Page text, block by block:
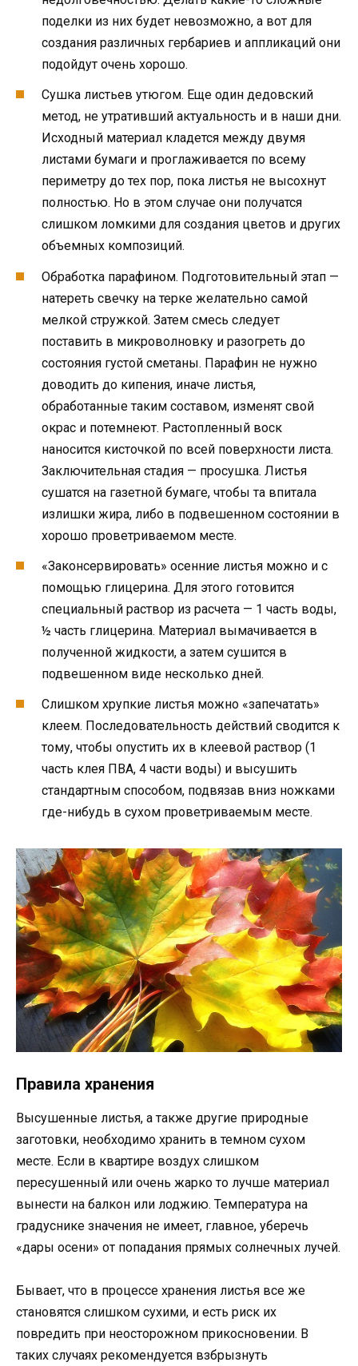
поделки из них будет невозможно, а вот для
создания различных гербариев и аппликаций они
подойдут очень хорошо.
Сушка листьев утюгом. Еще один дедовский
метод, не утративший актуальность и в наши дни.
Исходный материал кладется между двумя
листами бумаги и проглаживается по всему
периметру до тех пор, пока листья не высохнут
полностью. Но в этом случае они получатся
слишком ломкими для создания цветов и других
объемных композиций.
Обработка парафином. Подготовительный этап —
натереть свечку на терке желательно самой
мелкой стружкой. Затем смесь следует
поставить в микроволновку и разогреть до
состояния густой сметаны. Парафин не нужно
доводить до кипения, иначе листья,
обработанные таким составом, изменят свой
окрас и потемнеют. Растопленный воск
наносится кисточкой по всей поверхности листа.
Заключительная стадия — просушка. Листья
сушатся на газетной бумаге, чтобы та впитала
излишки жира, либо в подвешенном состоянии в
хорошо проветриваемом месте.
«Законсервировать» осенние листья можно и с
помощью глицерина. Для этого готовится
специальный раствор из расчета — 1 часть воды,
½ часть глицерина. Материал вымачивается в
полученной жидкости, а затем сушится в
подвешенном виде несколько дней.
Слишком хрупкие листья можно «запечатать»
клеем. Последовательность действий сводится к
тому, чтобы опустить их в клеевой раствор (1
часть клея ПВА, 4 части воды) и высушить
стандартным способом, подвязав вниз ножками
где-нибудь в сухом проветриваемым месте.
Правила хранения
Высушенные листья, а также другие природные
заготовки, необходимо хранить в темном сухом
месте. Если в квартире воздух слишком
пересушенный или очень жарко то лучше материал
вынести на балкон или лоджию. Температура на
градуснике значения не имеет, главное, уберечь
«дары осени» от попадания прямых солнечных лучей.
Бывает, что в процессе хранения листья все же
становятся слишком сухими, и есть риск их
повредить при неосторожном прикосновении. В
таких случаях рекомендуется взбрызнуть